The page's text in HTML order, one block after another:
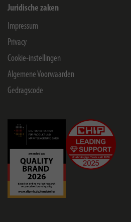
Juridische zaken
Impressum
Privacy
Cookie-instellingen
Algemene Voorwaarden
Gedragscode